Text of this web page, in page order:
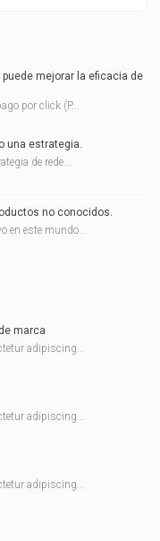
mejorar la eficacia de
por click (P...
una estrategia.
de rede...
no conocidos.
en este mundo...
marca
adipiscing...
adipiscing...
adipiscing...